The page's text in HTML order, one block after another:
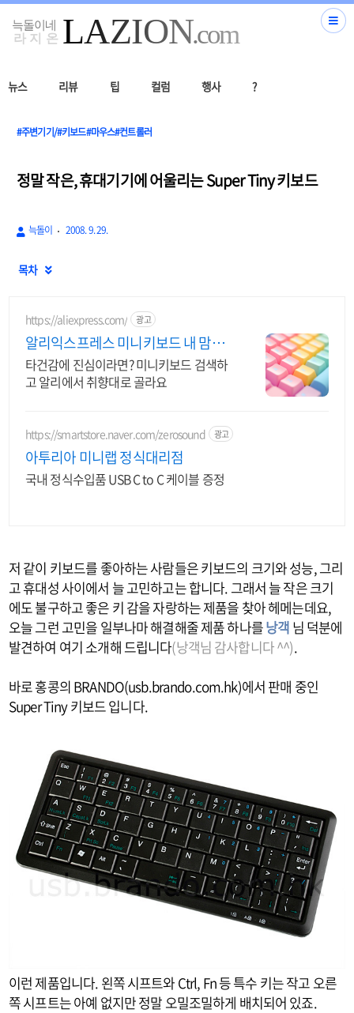
뉴스 리뷰 팁 컬럼 행사 ?
#주변기기/#키보드#마우스#컨트롤러
정말 작은, 휴대기기에 어울리는 Super Tiny 키보드
늑돌이 2008. 9. 29.
목차 
https://aliexpress.com/ 광고
알리익스프레스 미니키보드 내 맘에
쏙드는 오늘의 특가
타건감에 진심이라면? 미니키보드 검색하
고 알리에서 취향대로 골라요
https://smartstore.naver.com/zerosound 광고
아투리아 미니랩 정식대리점
국내 정식수입품 USB C to C 케이블 증정
저 같이 키보드를 좋아하는 사람들은 키보드의 크기와 성능, 그리
고 휴대성 사이에서 늘 고민하고는 합니다. 그래서 늘 작은 크기
에도 불구하고 좋은 키 감을 자랑하는 제품을 찾아 헤메는데요,
오늘 그런 고민을 일부나마 해결해줄 제품 하나를낭객 님 덕분에
발견하여 여기 소개해 드립니다(낭객님 감사합니다 ^^).
바로 홍콩의 BRANDO(usb.brando.com.hk)에서 판매 중인
Super Tiny 키보드 입니다.
이런 제품입니다. 왼쪽 시프트와 Ctrl, Fn 등 특수 키는 작고 오른
쪽 시프트는 아예 없지만 정말 오밀조밀하게 배치되어 있죠.